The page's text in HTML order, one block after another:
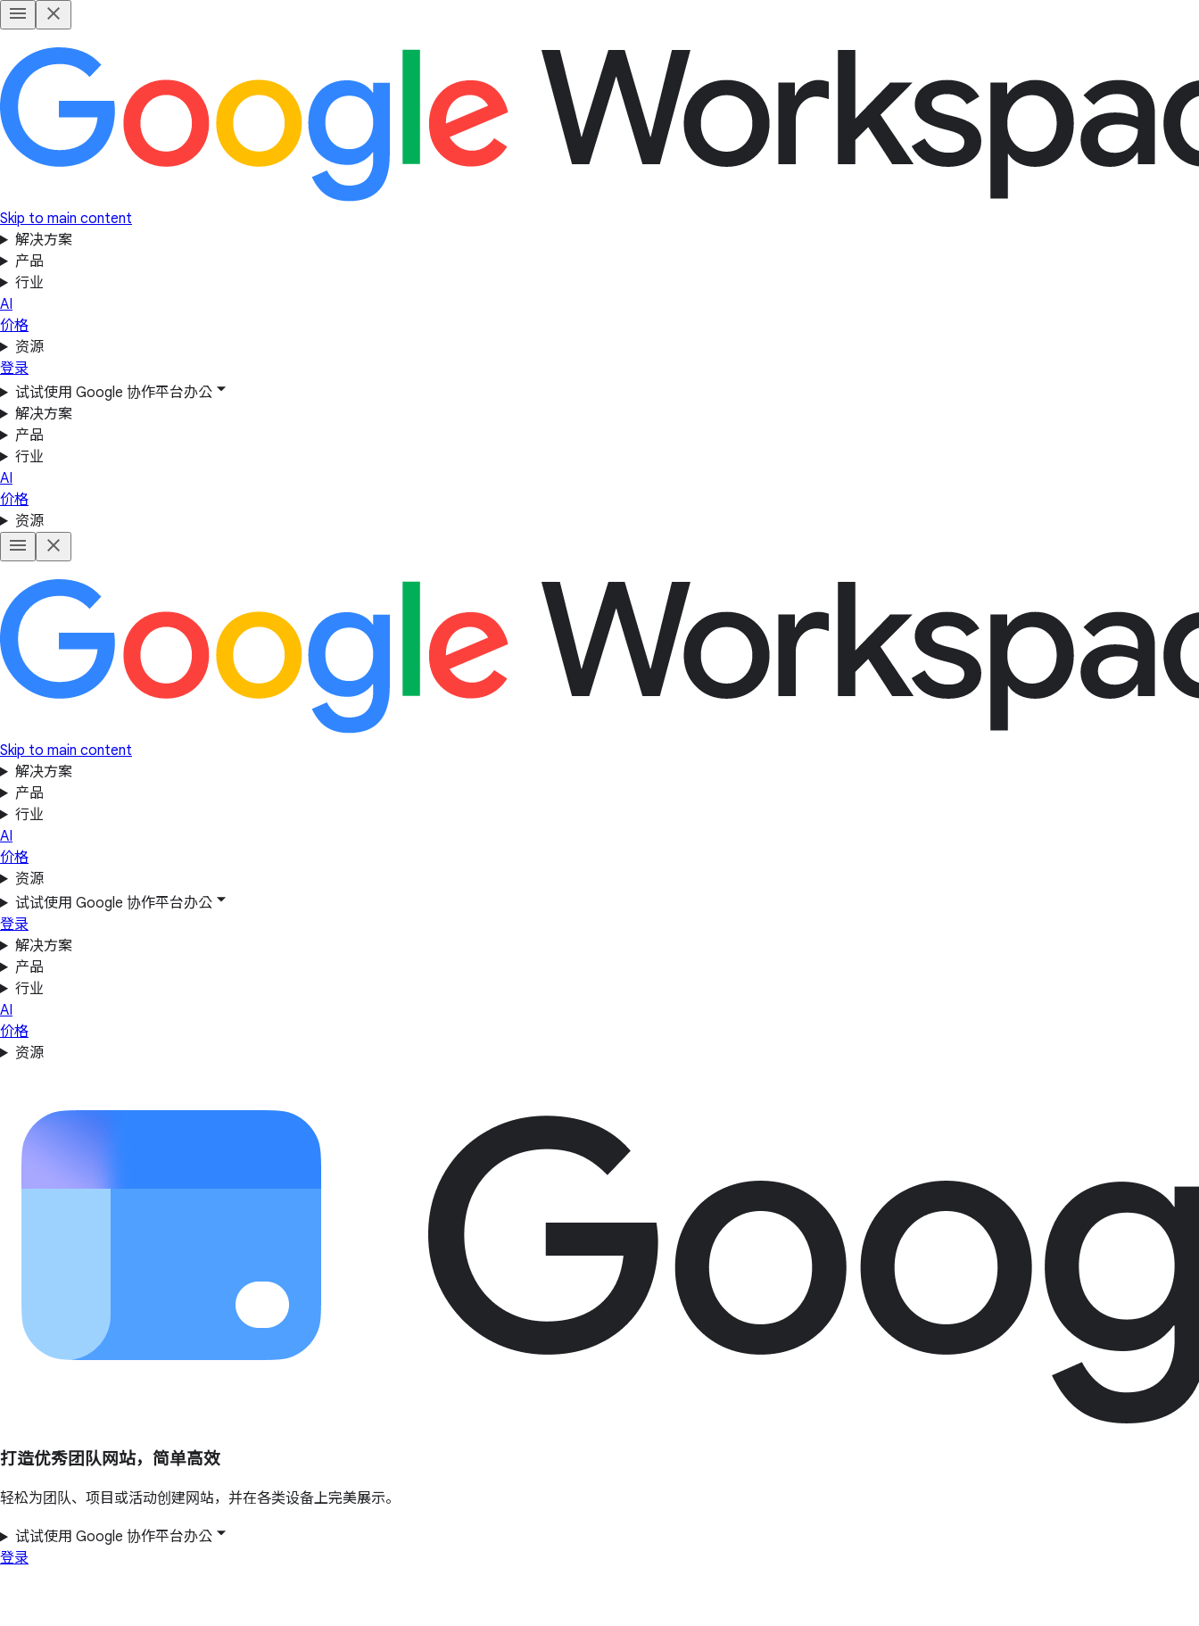
Skip to main content
解决方案
产品
行业
AI
价格
资源
登录
试试使用 Google 协作平台办公
解决方案
产品
行业
AI
价格
资源
Skip to main content
解决方案
产品
行业
AI
价格
资源
试试使用 Google 协作平台办公
登录
解决方案
产品
行业
AI
价格
资源
打造优秀团队网站，简单高效
轻松为团队、项目或活动创建网站，并在各类设备上完美展示。
试试使用 Google 协作平台办公
登录